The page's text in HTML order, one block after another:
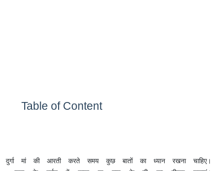
Table of Content
दुर्गा मां की आरती करते समय कुछ बातों का ध्यान रखना चाहिए।